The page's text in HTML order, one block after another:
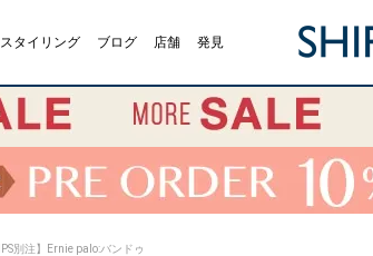
スタイリング ブログ 店舗 発見
別注】Ernie palo:バンドゥ